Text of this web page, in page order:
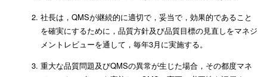
社長は，QMSが継続的に適切で，妥当で，効果的であること
を確実にするために，品質方針及び品質目標の見直しをマネジ
メントレビューを通して，毎年3月に実施する。
重大な品質問題及びQMSの異常が生じた場合，その都度マネ